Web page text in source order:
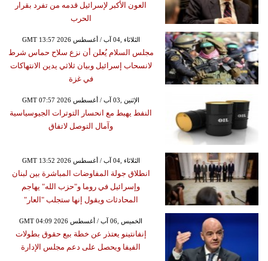
العون الأكبر لإسرائيل قدمه من تفرد بقرار
الحرب
GMT 13:57 2026 الثلاثاء ,04 آب / أغسطس
مجلس السلام يُعلن أن نزع سلاح حماس شرط
لانسحاب إسرائيل وبيان ثلاثي يدين الانتهاكات
في غزة
GMT 07:57 2026 الإثنين ,03 آب / أغسطس
النفط يهبط مع انحسار التوترات الجيوسياسية
وآمال التوصل لاتفاق
GMT 13:52 2026 الثلاثاء ,04 آب / أغسطس
انطلاق جولة المفاوضات المباشرة بين لبنان
وإسرائيل في روما و"حزب الله" يهاجم
المحادثات ويقول إنها ستجلب "العار"
GMT 04:09 2026 الخميس ,06 آب / أغسطس
إنفانتينو يعتذر عن خطة بيع حقوق بطولات
الفيفا ويحصل على دعم مجلس الإدارة